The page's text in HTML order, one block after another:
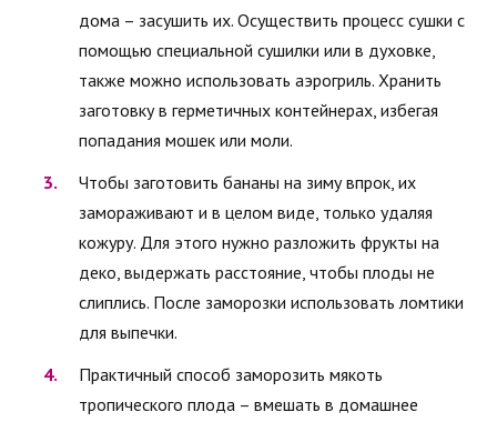
дома – засушить их. Осуществить процесс сушки с
помощью специальной сушилки или в духовке,
также можно использовать аэрогриль. Хранить
заготовку в герметичных контейнерах, избегая
попадания мошек или моли.
Чтобы заготовить бананы на зиму впрок, их
замораживают и в целом виде, только удаляя
кожуру. Для этого нужно разложить фрукты на
деко, выдержать расстояние, чтобы плоды не
слиплись. После заморозки использовать ломтики
для выпечки.
Практичный способ заморозить мякоть
тропического плода – вмешать в домашнее